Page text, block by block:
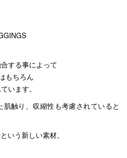
する事によって
もちろん
います。
触り、収縮性も考慮されていると
いう新しい素材。